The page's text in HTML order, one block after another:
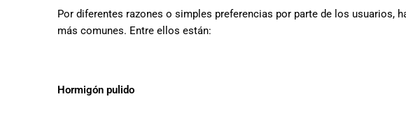
Por diferentes razones o simples preferencias por parte de los usuarios,
más comunes. Entre ellos están:
Hormigón pulido